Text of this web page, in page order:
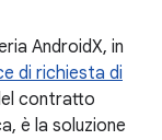
AndroidX, in
di richiesta di
contratto
è la soluzione